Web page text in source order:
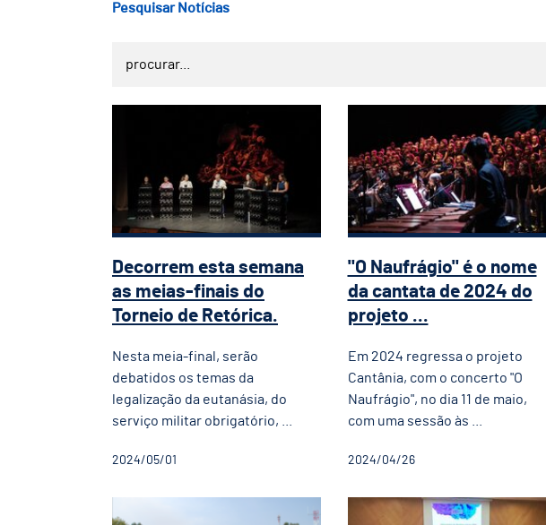
Pesquisar Notícias
Decorrem esta semana as meias-
Decorrem esta semana
as meias-finais do
Torneio de Retórica.
Nesta meia-final, serão
debatidos os temas da
legalização da eutanásia, do
serviço militar obrigatório, ...
2024/05/01
"O Naufrágio" é
"O Naufrágio" é o nome
da cantata de 2024 do
projeto ...
Em 2024 regressa o projeto
Cantânia, com o concerto "O
Naufrágio", no dia 11 de maio,
com uma sessão às ...
2024/04/26
Reflexão sobre Disciplina na Escola
Escolas de